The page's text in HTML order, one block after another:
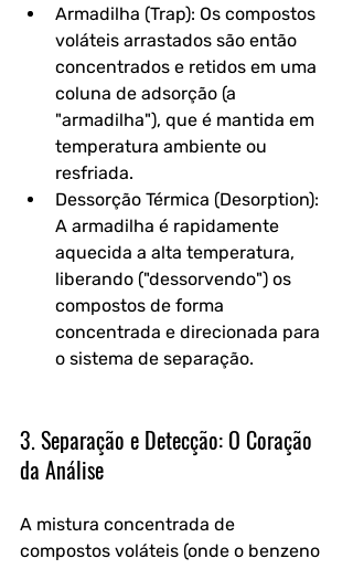
Armadilha (Trap): Os compostos
voláteis arrastados são então
concentrados e retidos em uma
coluna de adsorção (a
"armadilha"), que é mantida em
temperatura ambiente ou
resfriada.
Dessorção Térmica (Desorption):
A armadilha é rapidamente
aquecida a alta temperatura,
liberando ("dessorvendo") os
compostos de forma
concentrada e direcionada para
o sistema de separação.
3. Separação e Detecção: O Coração
da Análise
A mistura concentrada de
compostos voláteis (onde o benzeno